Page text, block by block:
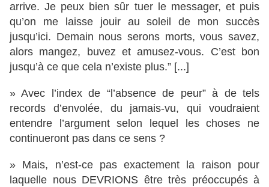
arrive. Je peux bien sûr tuer le messager, et puis
qu’on me laisse jouir au soleil de mon succès
jusqu’ici. Demain nous serons morts, vous savez,
alors mangez, buvez et amusez-vous. C’est bon
jusqu’à ce que cela n’existe plus.” [...]
» Avec l’index de “l’absence de peur” à de tels
records d’envolée, du jamais-vu, qui voudraient
entendre l’argument selon lequel les choses ne
continueront pas dans ce sens ?
» Mais, n’est-ce pas exactement la raison pour
laquelle nous DEVRIONS être très préoccupés à